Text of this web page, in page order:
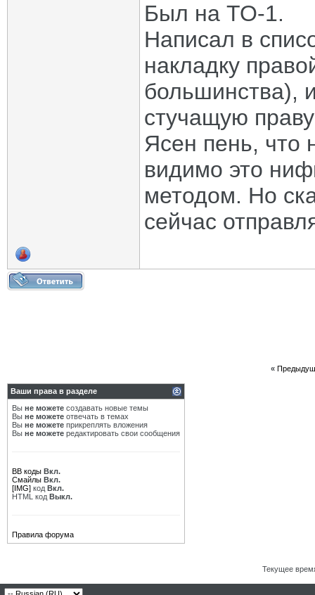
Был на ТО-1.
Написал в
накладку
большинства),
стучащую
Ясен пень, что
видимо это
методом. Но
сейчас
«
Ваши права в разделе
Вы не можете создавать новые темы
Вы не можете отвечать в темах
Вы не можете прикреплять вложения
Вы не можете редактировать свои сообщения
BB коды Вкл.
Смайлы Вкл.
[IMG] код Вкл.
HTML код Выкл.
Правила форума
Текущее